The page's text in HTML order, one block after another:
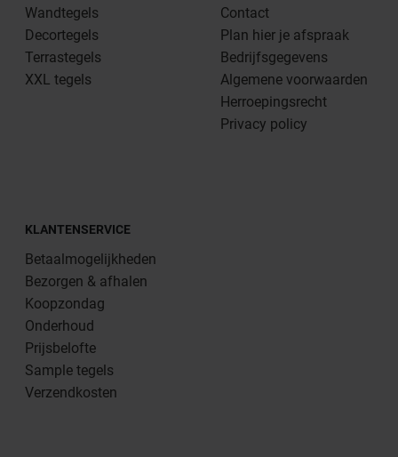
Wandtegels
Decortegels
Terrastegels
XXL tegels
Contact
Plan hier je afspraak
Bedrijfsgegevens
Algemene voorwaarden
Herroepingsrecht
Privacy policy
KLANTENSERVICE
Betaalmogelijkheden
Bezorgen & afhalen
Koopzondag
Onderhoud
Prijsbelofte
Sample tegels
Verzendkosten